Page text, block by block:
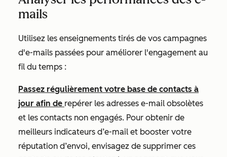
mails
Utilisez les enseignements tirés de vos campagnes
d'e-mails passées pour améliorer l'engagement au
fil du temps :
Passez régulièrement votre base de contacts à
jour afin de repérer les adresses e-mail obsolètes
et les contacts non engagés. Pour obtenir de
meilleurs indicateurs d’e-mail et booster votre
réputation d’envoi, envisagez de supprimer ces